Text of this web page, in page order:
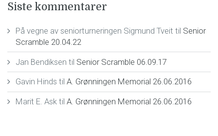
Siste kommentarer
På vegne av seniorturneringen Sigmund Tveit til Senior
Scramble 20.04.22
Jan Bendiksen til Senior Scramble 06.09.17
Gavin Hinds til A. Grønningen Memorial 26.06.2016
Marit E. Asktil A. Grønningen Memorial 26.06.2016